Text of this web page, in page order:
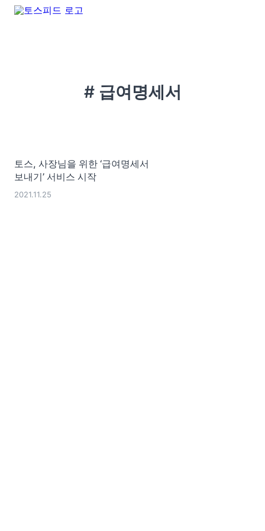
# 급여명세서
토스, 사장님을 위한 ‘급여명세서
보내기’ 서비스 시작
2021.11.25